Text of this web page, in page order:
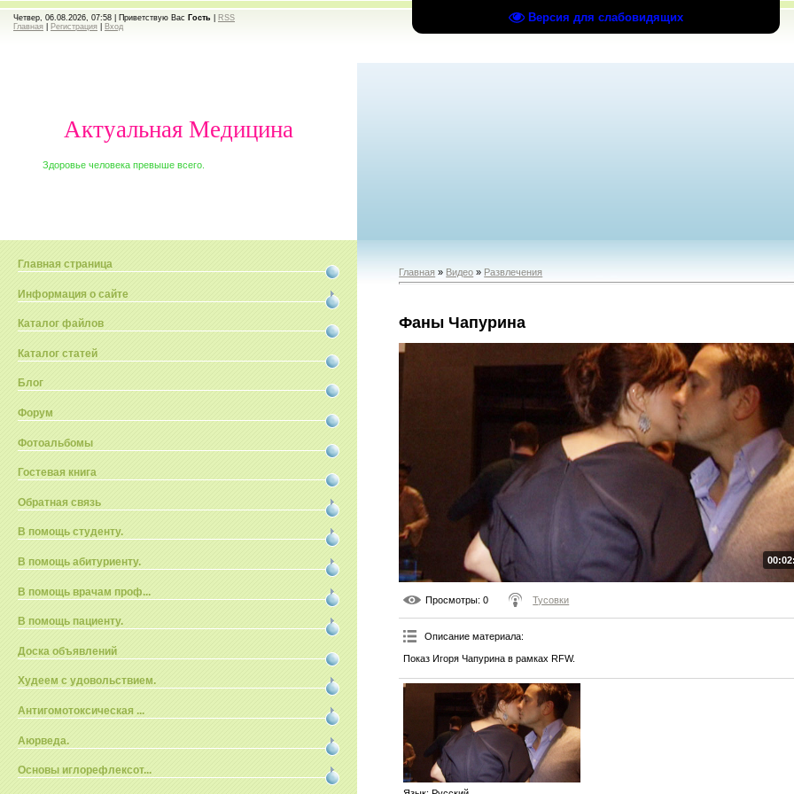
Версия для слабовидящих
Четвер, 06.08.2026, 07:58 | Приветствую Вас Гость
RSS
Главная
Регистрация Вход
Актуальная Медицина
Здоровье человека превыше всего.
Главная страница
Информация о сайте
Каталог файлов
Каталог статей
Блог
Форум
Фотоальбомы
Гостевая книга
Обратная связь
В помощь студенту.
В помощь абитуриенту.
В помощь врачам проф...
В помощь пациенту.
Доска объявлений
Худеем с удовольствием.
Антигомотоксическая ...
Аюрведа.
Основы иглорефлексот...
Главная » Видео » Развлечения
Фаны Чапурина
Просмотры: 0 Тусовки
Описание материала:
Показ Игоря Чапурина в рамках RFW.